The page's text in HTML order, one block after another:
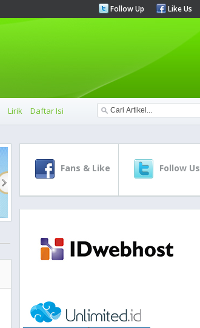
Follow Up Like Us
Lirik Daftar Isi
Fans & Like Follow Us